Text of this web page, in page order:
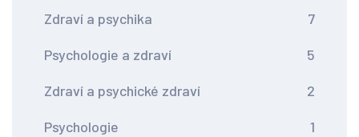
Zdraví a psychika 7
Psychologie a zdraví 5
Zdraví a psychické zdraví 2
Psychologie 1